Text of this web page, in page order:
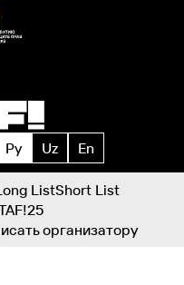
Ру Uz En
ListShort List
организатору